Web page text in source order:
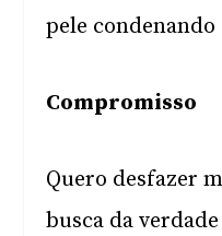
pele
Compromisso
Quero desfazer
busca da